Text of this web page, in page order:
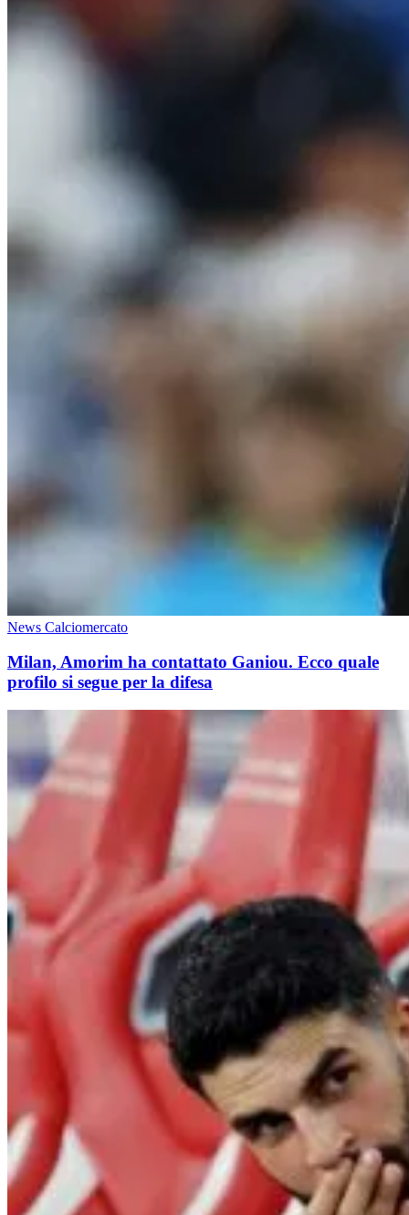
News Calciomercato
Milan, Amorim ha contattato Ganiou. Ecco quale
profilo si segue per la difesa